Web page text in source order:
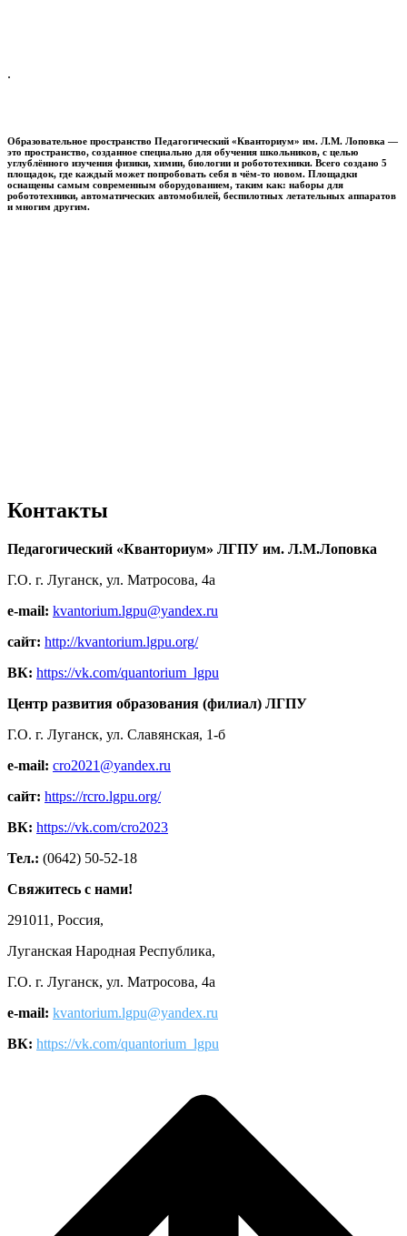
.
Образовательное пространство Педагогический «Кванториум» им. Л.М. Лоповка —
это пространство, созданное специально для обучения школьников, с целью
углублённого изучения физики, химии, биологии и робототехники. Всего создано 5
площадок, где каждый может попробовать себя в чём-то новом. Площадки
оснащены самым современным оборудованием, таким как: наборы для
робототехники, автоматических автомобилей, беспилотных летательных аппаратов
и многим другим.
Контакты
Педагогический «Кванториум» ЛГПУ им. Л.М.Лоповка
Г.О. г. Луганск, ул. Матросова, 4а
e-mail: kvantorium.lgpu@yandex.ru
сайт: http://kvantorium.lgpu.org/
ВК: https://vk.com/quantorium_lgpu
Центр развития образования (филиал) ЛГПУ
Г.О. г. Луганск, ул. Славянская, 1-б
e-mail: cro2021@yandex.ru
сайт: https://rcro.lgpu.org/
ВК: https://vk.com/cro2023
Тел.: (0642) 50-52-18
Свяжитесь с нами!
291011, Россия,
Луганская Народная Республика,
Г.О. г. Луганск, ул. Матросова, 4а
e-mail: kvantorium.lgpu@yandex.ru
ВК: https://vk.com/quantorium_lgpu